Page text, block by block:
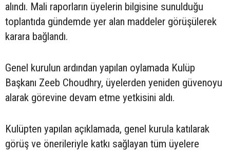
alındı. Mali raporların üyelerin bilgisine sunulduğu
toplantıda gündemde yer alan maddeler görüşülerek
karara bağlandı.
Genel kurulun ardından yapılan oylamada Kulüp
Başkanı Zeeb Choudhry, üyelerden yeniden güvenoyu
alarak görevine devam etme yetkisini aldı.
Kulüpten yapılan açıklamada, genel kurula katılarak
görüş ve önerileriyle katkı sağlayan tüm üyelere